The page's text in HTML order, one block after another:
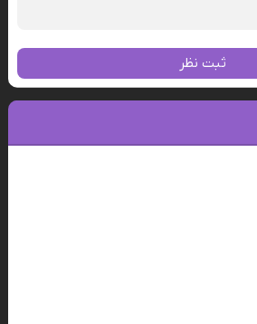
ثبت نظر